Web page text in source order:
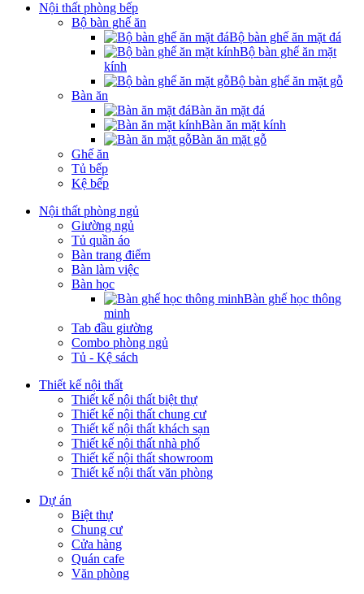
Nội thất phòng bếp
Bộ bàn ghế ăn
Bộ bàn ghế ăn mặt đá
Bộ bàn ghế ăn mặt
kính
Bộ bàn ghế ăn mặt gỗ
Bàn ăn
Bàn ăn mặt đá
Bàn ăn mặt kính
Bàn ăn mặt gỗ
Ghế ăn
Tủ bếp
Kệ bếp
Nội thất phòng ngủ
Giường ngủ
Tủ quần áo
Bàn trang điểm
Bàn làm việc
Bàn học
Bàn ghế học thông
minh
Tab đầu giường
Combo phòng ngủ
Tủ - Kệ sách
Thiết kế nội thất
Thiết kế nội thất biệt thự
Thiết kế nội thất chung cư
Thiết kế nội thất khách sạn
Thiết kế nội thất nhà phố
Thiết kế nội thất showroom
Thiết kế nội thất văn phòng
Dự án
Biệt thự
Chung cư
Cửa hàng
Quán cafe
Văn phòng